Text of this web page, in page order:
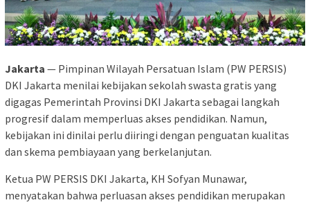
Jakarta — Pimpinan Wilayah Persatuan Islam (PW PERSIS)
DKI Jakarta menilai kebijakan sekolah swasta gratis yang
digagas Pemerintah Provinsi DKI Jakarta sebagai langkah
progresif dalam memperluas akses pendidikan. Namun,
kebijakan ini dinilai perlu diiringi dengan penguatan kualitas
dan skema pembiayaan yang berkelanjutan.
Ketua PW PERSIS DKI Jakarta, KH Sofyan Munawar,
menyatakan bahwa perluasan akses pendidikan merupakan